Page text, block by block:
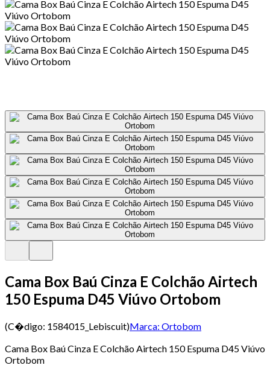
Cama Box Baú Cinza E Colchão Airtech
150 Espuma D45 Viúvo Ortobom
(C�digo: 1584015_Lebiscuit)Marca: Ortobom
Cama Box Baú Cinza E Colchão Airtech 150 Espuma D45 Viúvo
Ortobom